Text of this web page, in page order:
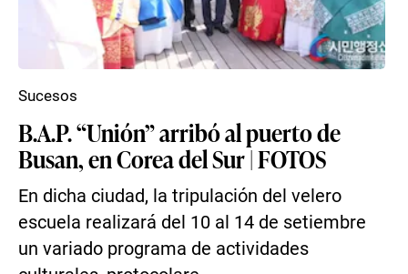
B.A.P. “Unión” arribó al puerto de
Busan, en Corea del Sur | FOTOS
En dicha ciudad, la tripulación del velero
escuela realizará del 10 al 14 de setiembre
un variado programa de actividades
Sucesos